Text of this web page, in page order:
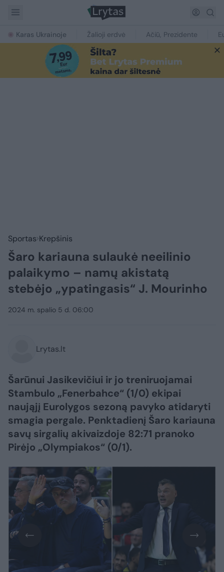
Karas Ukrainoje Žalioji erdvė Ačiū, Prezidente
Sportas Krepšinis
Šaro kariauna sulaukė neeilinio
palaikymo – namų akistatą
stebėjo „ypatingasis“ J. Mourinho
2024 m. spalio 5 d. 06:00
Lrytas.lt
Šarūnui Jasikevičiui ir jo treniruojamai
Stambulo „Fenerbahce“ (1/0) ekipai
naująjį Eurolygos sezoną pavyko atidaryti
smagia pergale. Penktadienį Šaro kariauna
savų sirgalių akivaizdoje 82:71 pranoko
Pirėjo „Olympiakos“ (0/1).